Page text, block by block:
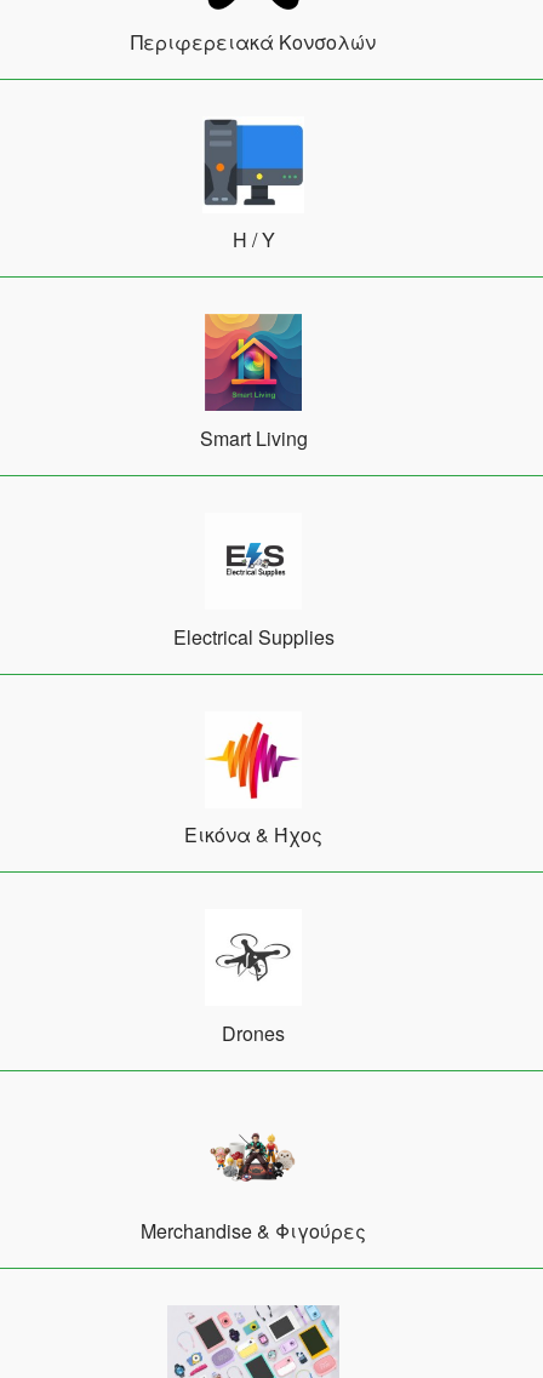
Περιφερειακά Κονσολών
Η / Υ
Smart Living
Electrical Supplies
Εικόνα & Ήχος
Drones
Merchandise & Φιγούρες